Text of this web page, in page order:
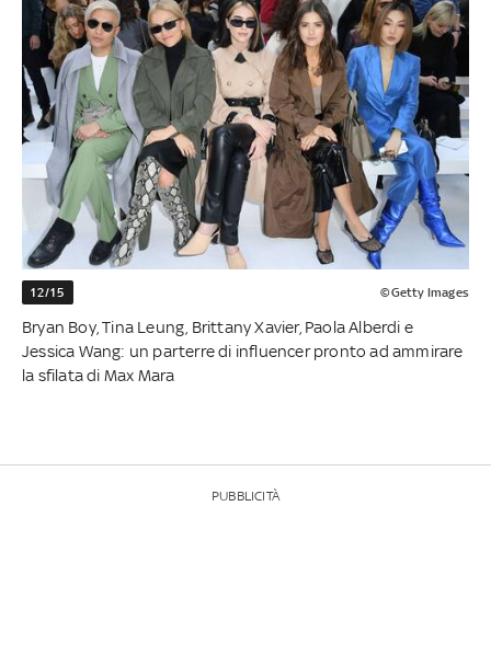
12/15 ©Getty Images
Bryan Boy, Tina Leung, Brittany Xavier, Paola Alberdi e
Jessica Wang: un parterre di influencer pronto ad ammirare
la sfilata di Max Mara
PUBBLICITÀ